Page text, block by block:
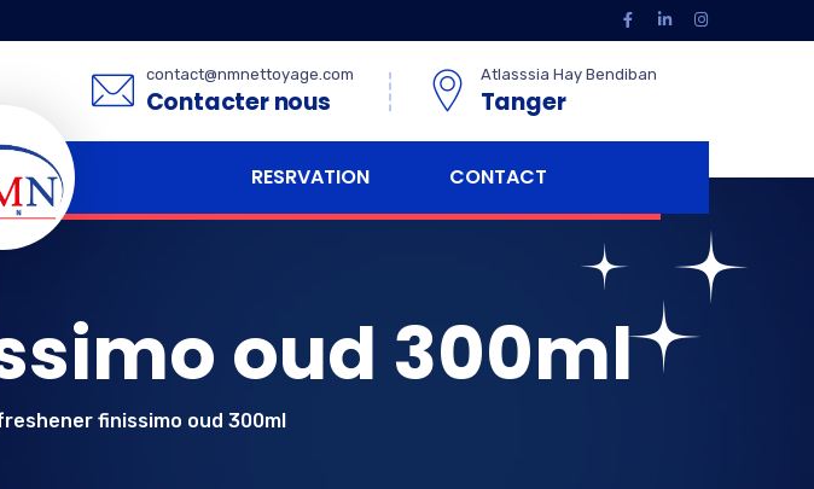
contact@nmnettoyage.com
Contacter nous
Atlasssia Hay Bendiban
Tanger
RESRVATION CONTACT
oud 300ml
finissimo oud 300ml